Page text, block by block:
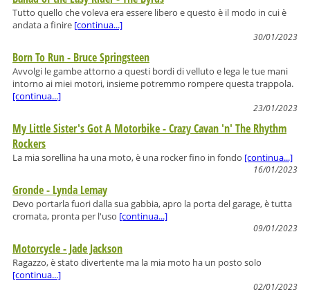
Tutto quello che voleva era essere libero e questo è il modo in cui è
andata a finire [continua...]
30/01/2023
Born To Run - Bruce Springsteen
Avvolgi le gambe attorno a questi bordi di velluto e lega le tue mani
intorno ai miei motori, insieme potremmo rompere questa trappola.
[continua...]
23/01/2023
My Little Sister's Got A Motorbike - Crazy Cavan 'n' The Rhythm
Rockers
La mia sorellina ha una moto, è una rocker fino in fondo [continua...]
16/01/2023
Gronde - Lynda Lemay
Devo portarla fuori dalla sua gabbia, apro la porta del garage, è tutta
cromata, pronta per l'uso [continua...]
09/01/2023
Motorcycle - Jade Jackson
Ragazzo, è stato divertente ma la mia moto ha un posto solo
[continua...]
02/01/2023